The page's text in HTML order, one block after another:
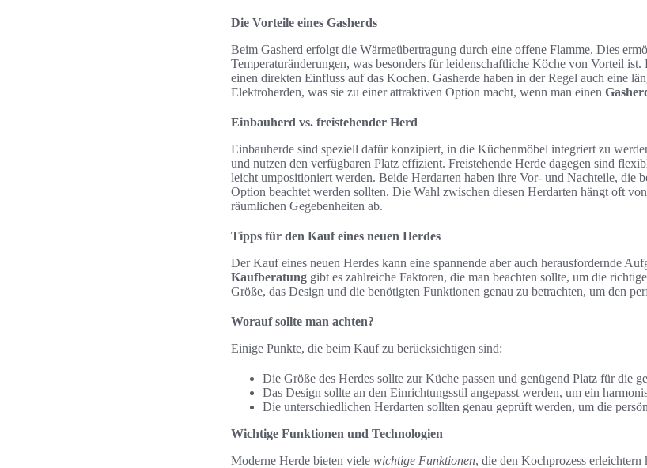
Die Vorteile eines Gasherds
Beim Gasherd erfolgt die Wärmeübertragung durch eine offene Flamme. Dies
Temperaturänderungen, was besonders für leidenschaftliche Köche von Vorteil
einen direkten Einfluss auf das Kochen. Gasherde haben in der Regel auch eine
Elektroherden, was sie zu einer attraktiven Option macht, wenn man einen
Einbauherd vs. freistehender Herd
Einbauherde sind speziell dafür konzipiert, in die Küchenmöbel integriert zu
und nutzen den verfügbaren Platz effizient. Freistehende Herde dagegen sind
leicht umpositioniert werden. Beide Herdarten haben ihre Vor- und Nachteile, die
Option beachtet werden sollten. Die Wahl zwischen diesen Herdarten hängt oft
räumlichen Gegebenheiten ab.
Tipps für den Kauf eines neuen Herdes
Der Kauf eines neuen Herdes kann eine spannende aber auch herausfordernde
Kaufberatung gibt es zahlreiche Faktoren, die man beachten sollte, um die
Größe, das Design und die benötigten Funktionen genau zu betrachten, um den
Worauf sollte man achten?
Einige Punkte, die beim Kauf zu berücksichtigen sind:
Die Größe des Herdes sollte zur Küche passen und genügend Platz für die
Das Design sollte an den Einrichtungsstil angepasst werden, um ein
Die unterschiedlichen Herdarten sollten genau geprüft werden, um die
Wichtige Funktionen und Technologien
Moderne Herde bieten viele wichtige Funktionen, die den Kochprozess erleichtern